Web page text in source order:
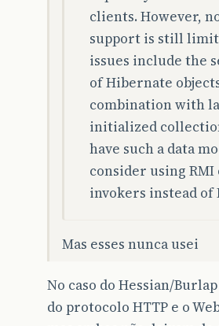
clients. However,
support is still
issues include the
of Hibernate
combination with
initialized
have such a data
consider using RMI
invokers instead of
Mas esses nunca usei
No caso do Hessian/
do protocolo HTTP e o